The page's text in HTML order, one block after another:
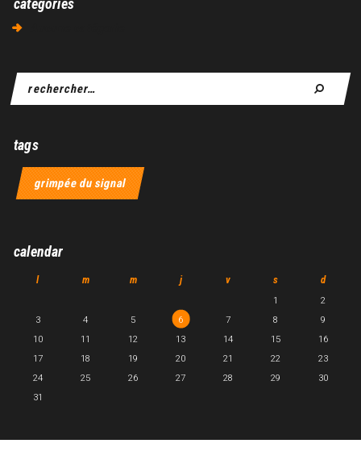
categories
tags
grimpée du signal
calendar
l m m j v s d
1
2
3
4 5 6 7 8
9
10
11 12 13 14 15
16
17
18 19 20 21 22
23
24
25 26 27 28 29
30
31